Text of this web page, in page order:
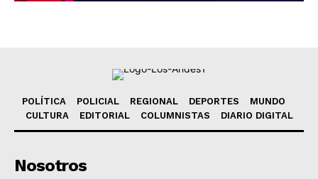
POLÍTICA POLICIAL REGIONAL DEPORTES
MUNDO
CULTURA
EDITORIAL COLUMNISTAS DIARIO DIGITAL
Nosotros